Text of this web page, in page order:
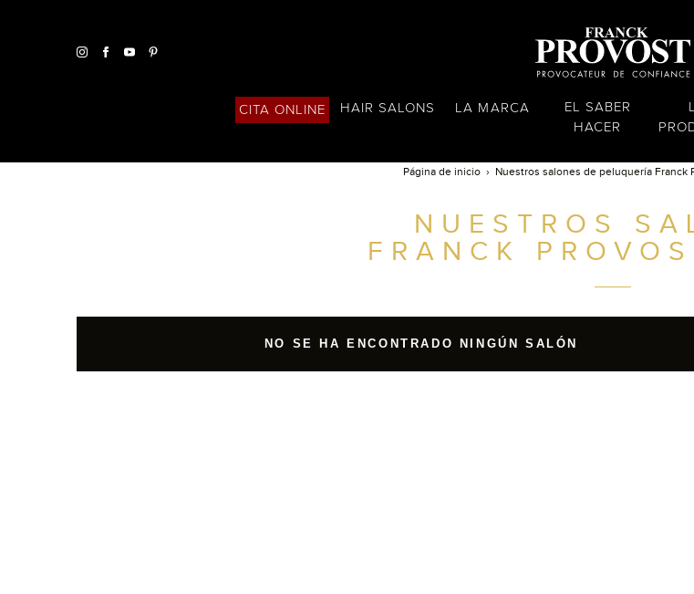
CITA ONLINE HAIR SALONS LA MARCA
EL SABER
HACER
Página de inicio Nuestros salones de peluquería Franck
NUESTROS
FRANCK
NO SE HA ENCONTRADO NINGÚN SALÓN